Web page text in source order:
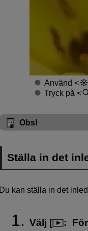
Använd
Tryck på
Obs!
Ställa in det
Du kan ställa in det
Välj [ :